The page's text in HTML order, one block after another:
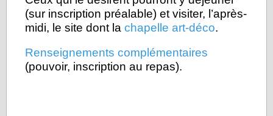
(sur inscription préalable) et visiter, l’après-
midi, le site dont la chapelle art-déco.
Renseignements complémentaires
(pouvoir, inscription au repas).